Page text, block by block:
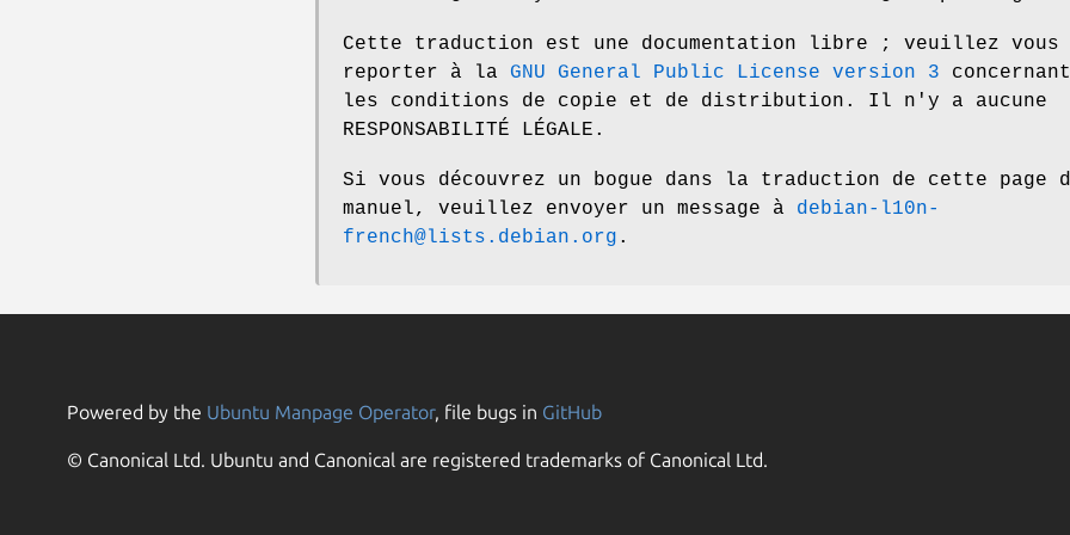
Cette traduction est une documentation libre ; veuillez vous
reporter à la GNU General Public License version 3 concernant
les conditions de copie et de distribution. Il n'y a aucune
RESPONSABILITÉ LÉGALE.
Si vous découvrez un bogue dans la traduction de cette page
manuel, veuillez envoyer un message à debian-l10n-
french@lists.debian.org .
Powered by the Ubuntu Manpage Operator, file bugs in GitHub
© Canonical Ltd. Ubuntu and Canonical are registered trademarks of Canonical Ltd.